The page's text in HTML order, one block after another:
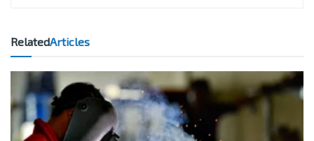
RelatedArticles